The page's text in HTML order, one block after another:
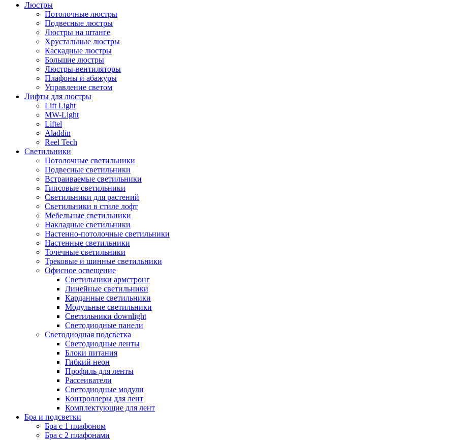
Люстры
Потолочные люстры
Подвесные люстры
Люстры на штанге
Хрустальные люстры
Каскадные люстры
Большие люстры
Люстры-вентиляторы
Плафоны и абажуры
Управление светом
Лифты для люстры
Lift Light
MW-Light
Liftel
Aladdin
Reel Tech
Светильники
Потолочные светильники
Подвесные светильники
Встраиваемые светильники
Гипсовые светильники
Светильники для растений
Светильники в стиле лофт
Мебельные светильники
Накладные светильники
Настенно-потолочные светильники
Настенные светильники
Точечные светильники
Трековые и шинные светильники
Офисное освещение
Светильники армстронг
Линейные светильники
Карданные светильники
Модульные светильники
Светильники downlight
Светодиодные панели
Светодиодная подсветка
Светодиодные ленты
Блоки питания
Гибкий неон
Профиль для ленты
Рассеиватели
Светодиодные модули
Контроллеры для лент
Комплектующие для лент
Бра и подсветки
Бра с 1 плафоном
Бра с 2 плафонами